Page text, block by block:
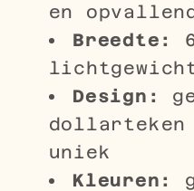
en
Breedte:
Design:
uniek
Kleuren: